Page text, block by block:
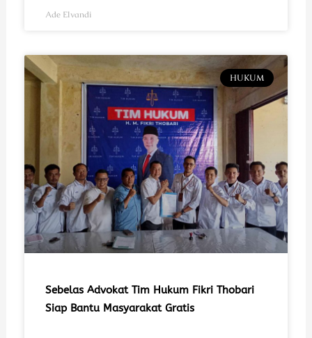
Ade Elvandi
HUKUM
Sebelas Advokat Tim Hukum Fikri Thobari
Siap Bantu Masyarakat Gratis